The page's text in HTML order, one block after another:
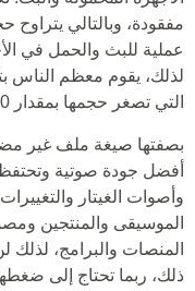
مفقودة، وبالتالي يتراوح
عملية للبث والحمل في
التي تصغر حجمها بمقدار 10 مرات.
أفضل جودة صوتية وتحتفظ
وأصوات الغيتار
الموسيقى والمنتجين
المنصات والبرامج، لذلك
ذلك، ربما تحتاج إلى